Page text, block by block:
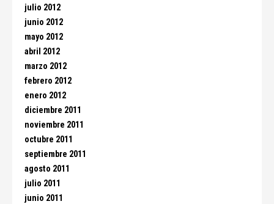
julio 2012
junio 2012
mayo 2012
abril 2012
marzo 2012
febrero 2012
enero 2012
diciembre 2011
noviembre 2011
octubre 2011
septiembre 2011
agosto 2011
julio 2011
junio 2011